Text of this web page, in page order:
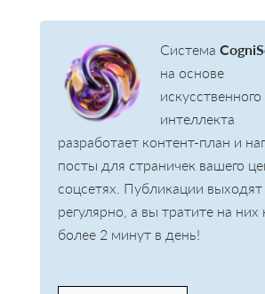
Система
на основе
искусственного
интеллекта
разработает контент-план и
посты для страничек вашего
соцсетях. Публикации выходят
регулярно, а вы тратите на них
более 2 минут в день!